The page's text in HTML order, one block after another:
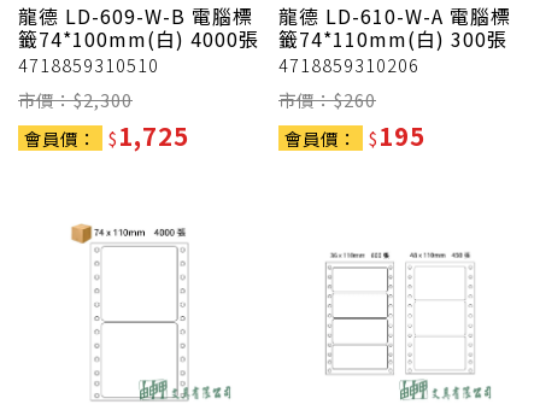
龍德 LD-609-W-B 電腦標
籤74*100mm(白) 4000張
4718859310510
市價：$2,300
會員價：
$1,725
龍德 LD-610-W-A 電腦標
籤74*110mm(白) 300張
4718859310206
市價：$260
會員價：
$195